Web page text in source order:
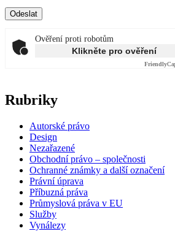
Ověření proti robotům
Klikněte pro ověření
Friendly
Rubriky
Autorské právo
Design
Nezařazené
Obchodní právo – společnosti
Ochranné známky a další označení
Právní úprava
Příbuzná práva
Průmyslová práva v EU
Služby
Vynálezy